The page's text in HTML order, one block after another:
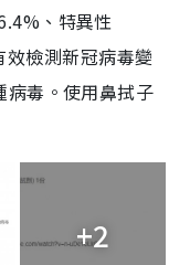
、特異性
檢測新冠病毒變
毒。使用鼻拭子
+2